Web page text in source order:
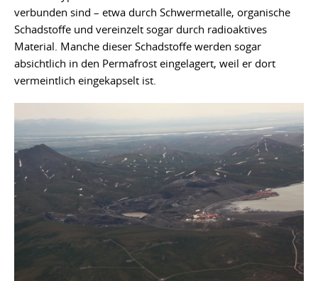
verbunden sind – etwa durch Schwermetalle, organische
Schadstoffe und vereinzelt sogar durch radioaktives
Material. Manche dieser Schadstoffe werden sogar
absichtlich in den Permafrost eingelagert, weil er dort
vermeintlich eingekapselt ist.